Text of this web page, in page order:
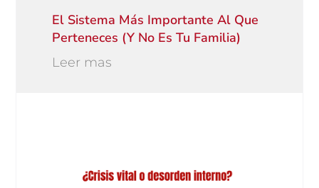
El Sistema Más Importante Al Que
Perteneces (y No Es Tu Familia)
Leer mas